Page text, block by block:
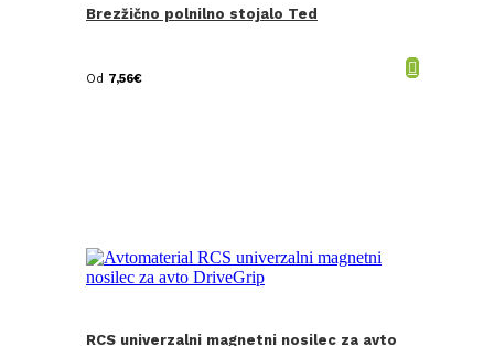
Brezžično polnilno stojalo Ted
Od 7,56€
RCS univerzalni magnetni nosilec za avto